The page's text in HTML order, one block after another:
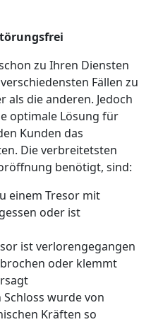
zu Ihren Diensten
Fällen zu
die anderen. Jedoch
optimale Lösung für
Kunden das
Die verbreitetsten
benötigt, sind:
einem Tresor mit
oder ist
ist verlorengegangen
oder klemmt
wurde von
Kräften so